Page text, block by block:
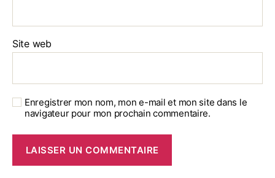
Site web
Enregistrer mon nom, mon e-mail et mon site dans le
navigateur pour mon prochain commentaire.